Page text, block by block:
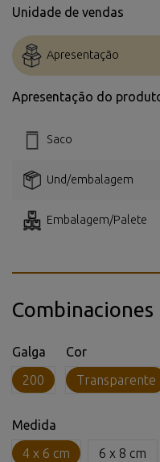
Unidade de vendas
Apresentação
Apresentação do
Saco
Und/embalagem
Embalagem/Palete
Combinaciones
Galga
200
Cor
Transparente
Medida
4 x 6 cm
6 x 8 cm